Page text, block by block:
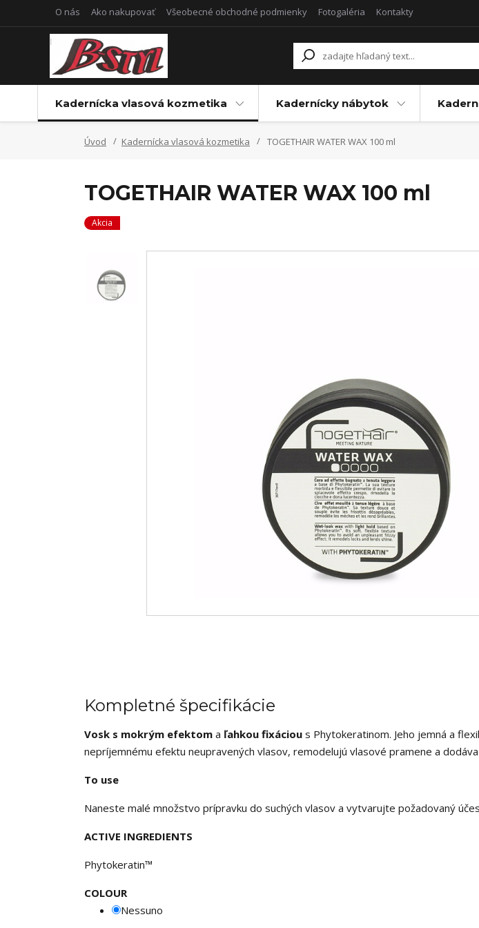
O nás Ako nakupovať Všeobecné obchodné podmienky Fotogaléria Kontakty
Kadernícka vlasová kozmetika Kadernícky nábytok
Úvod Kadernícka vlasová kozmetika TOGETHAIR WATER WAX 100 ml
TOGETHAIR WATER WAX 100 ml
Akcia
Kompletné špecifikácie
Vosk s mokrým efektom a ľahkou fixáciou s Phytokeratinom. Jeho jemná a
nepríjemnému efektu neupravených vlasov, remodelujú vlasové pramene a dodáva
To use
Naneste malé množstvo prípravku do suchých vlasov a vytvarujte požadovaný
ACTIVE INGREDIENTS
Phytokeratin™
COLOUR
Nessuno